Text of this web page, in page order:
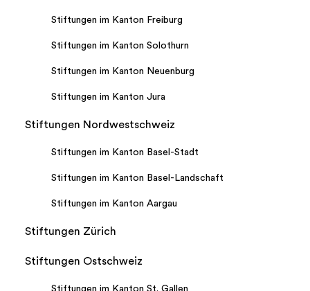
Stiftungen im Kanton Freiburg
Stiftungen im Kanton Solothurn
Stiftungen im Kanton Neuenburg
Stiftungen im Kanton Jura
Stiftungen Nordwestschweiz
Stiftungen im Kanton Basel-Stadt
Stiftungen im Kanton Basel-Landschaft
Stiftungen im Kanton Aargau
Stiftungen Zürich
Stiftungen Ostschweiz
Stiftungen im Kanton St. Gallen